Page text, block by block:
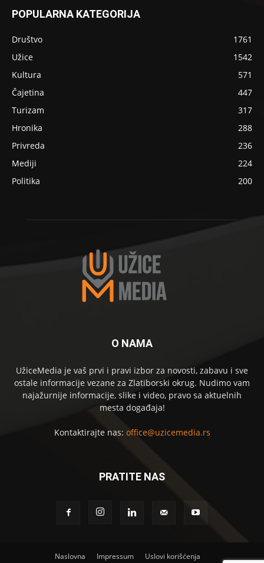
POPULARNA KATEGORIJA
Društvo
1761
Užice
1542
Kultura
571
Čajetina
447
Turizam
317
Hronika
288
Privreda
236
Mediji
224
Politika
200
O NAMA
UžiceMedia je vaš prvi i pravi izbor za novosti, zabavu i sve
ostale informacije vezane za Zlatiborski okrug. Nudimo vam
najažurnije informacije, slike i video, pravo sa aktuelnih
mesta događaja!
Kontaktirajte nas: office@uzicemedia.rs
PRATITE NAS
Naslovna Impressum Uslovi korišćenja